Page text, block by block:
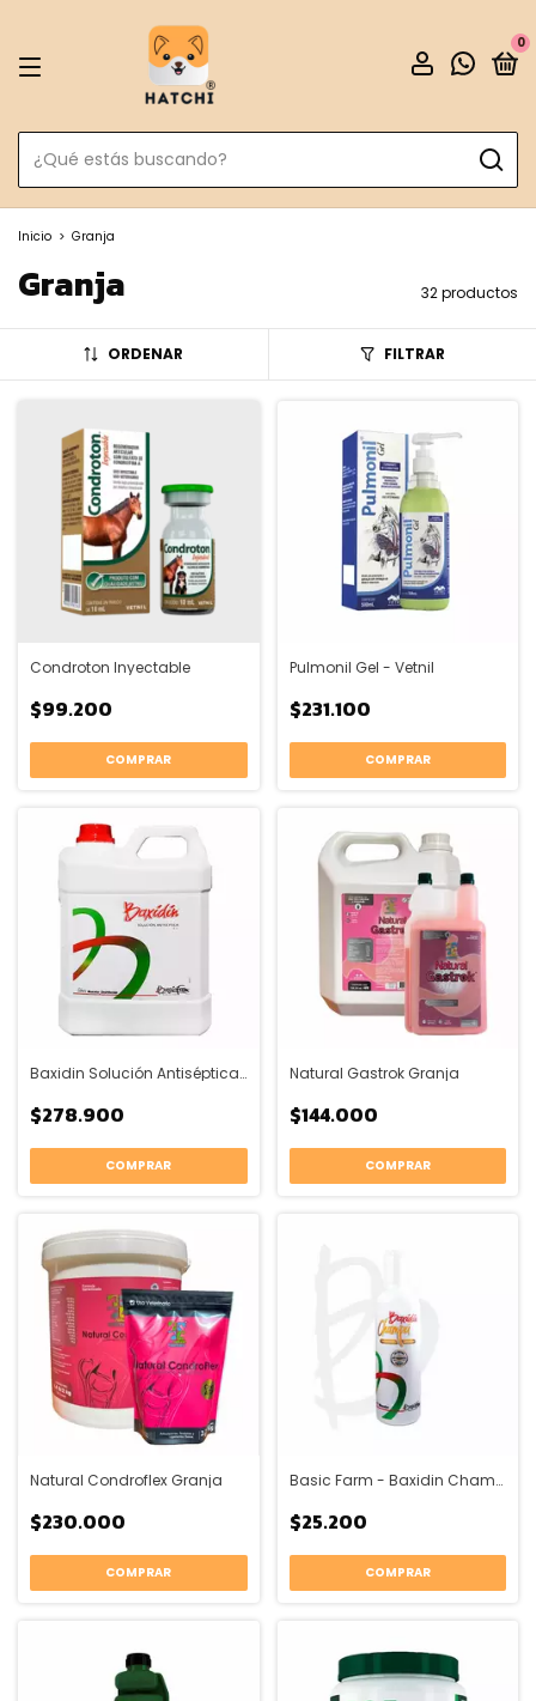
0
Inicio > Granja
Granja 32 productos
ORDENAR FILTRAR
Condroton Inyectable
$99.200
Pulmonil Gel - Vetnil
$231.100
Baxidin Solución Antiséptica Basic Farm
$278.900
COMPRAR
Natural Gastrok Granja
$144.000
COMPRAR
Natural Condroflex Granja
$230.000
COMPRAR
Basic Farm - Baxidin Champu Medicado
$25.200
COMPRAR